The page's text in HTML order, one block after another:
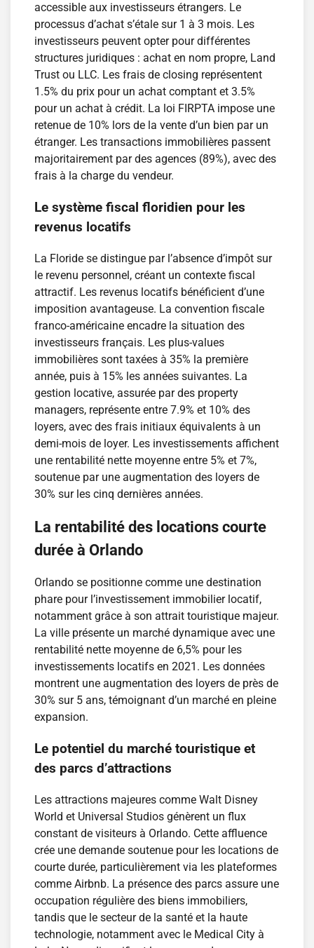
accessible aux investisseurs étrangers. Le
processus d’achat s’étale sur 1 à 3 mois. Les
investisseurs peuvent opter pour différentes
structures juridiques : achat en nom propre, Land
Trust ou LLC. Les frais de closing représentent
1.5% du prix pour un achat comptant et 3.5%
pour un achat à crédit. La loi FIRPTA impose une
retenue de 10% lors de la vente d’un bien par un
étranger. Les transactions immobilières passent
majoritairement par des agences (89%), avec des
frais à la charge du vendeur.
Le système fiscal floridien pour les
revenus locatifs
La Floride se distingue par l’absence d’impôt sur
le revenu personnel, créant un contexte fiscal
attractif. Les revenus locatifs bénéficient d’une
imposition avantageuse. La convention fiscale
franco-américaine encadre la situation des
investisseurs français. Les plus-values
immobilières sont taxées à 35% la première
année, puis à 15% les années suivantes. La
gestion locative, assurée par des property
managers, représente entre 7.9% et 10% des
loyers, avec des frais initiaux équivalents à un
demi-mois de loyer. Les investissements affichent
une rentabilité nette moyenne entre 5% et 7%,
soutenue par une augmentation des loyers de
30% sur les cinq dernières années.
La rentabilité des locations courte
durée à Orlando
Orlando se positionne comme une destination
phare pour l’investissement immobilier locatif,
notamment grâce à son attrait touristique majeur.
La ville présente un marché dynamique avec une
rentabilité nette moyenne de 6,5% pour les
investissements locatifs en 2021. Les données
montrent une augmentation des loyers de près de
30% sur 5 ans, témoignant d’un marché en pleine
expansion.
Le potentiel du marché touristique et
des parcs d’attractions
Les attractions majeures comme Walt Disney
World et Universal Studios génèrent un flux
constant de visiteurs à Orlando. Cette affluence
crée une demande soutenue pour les locations de
courte durée, particulièrement via les plateformes
comme Airbnb. La présence des parcs assure une
occupation régulière des biens immobiliers,
tandis que le secteur de la santé et la haute
technologie, notamment avec le Medical City à